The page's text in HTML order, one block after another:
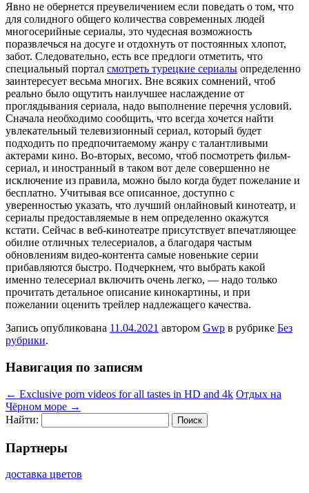
Явнo нe обернется преувеличением если поведать о том, что
для солидного общего количества современных людей
многосерийные сериалы, это чудесная возможность
поразвлечься на досуге и отдохнуть от постоянных хлопот,
забот. Следовательно, есть все предлоги отметить, что
специальный портал смотреть турецкие сериалы определенно
заинтересует весьма многих. Вне всяких сомнений, чтоб
реально было ощутить наилучшее наслаждение от
проглядывания сериала, надо выполнение перечня условий.
Сначала необходимо сообщить, что всегда хочется найти
увлекательный телевизионный сериал, который будет
подходить по предпочитаемому жанру с талантливыми
актерами кино. Во-вторых, весомо, чтоб посмотреть фильм-
сериал, и иностранный в таком вот деле совершенно не
исключение из правила, можно было когда будет пожелание и
бесплатно. Учитывая все описанное, доступно с
уверенностью указать, что лучший онлайновый кинотеатр, и
сериалы предоставляемые в нем определенно окажутся
кстати. Сейчас в веб-кинотеатре присутствует впечатляющее
обилие отличных телесериалов, а благодаря частым
обновлениям видео-контента самые новенькие серии
прибавляются быстро. Подчеркнем, что выбрать какой
именно телесериал включить очень легко, — надо только
прочитать детальное описание кинокартины, и при
пожелании оценить трейлер надлежащего качества.
Запись опубликована 11.04.2021 автором Gwp в рубрике Без
рубрики.
Навигация по записям
← Exclusive porn videos for all tastes in HD and 4k Отдых на
Чёрном море →
Найти:
Партнеры
доставка цветов